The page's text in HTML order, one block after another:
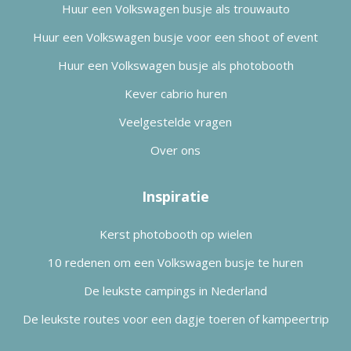
Huur een Volkswagen busje als trouwauto
Huur een Volkswagen busje voor een shoot of event
Huur een Volkswagen busje als photobooth
Kever cabrio huren
Veelgestelde vragen
Over ons
Inspiratie
Kerst photobooth op wielen
10 redenen om een Volkswagen busje te huren
De leukste campings in Nederland
De leukste routes voor een dagje toeren of kampeertrip